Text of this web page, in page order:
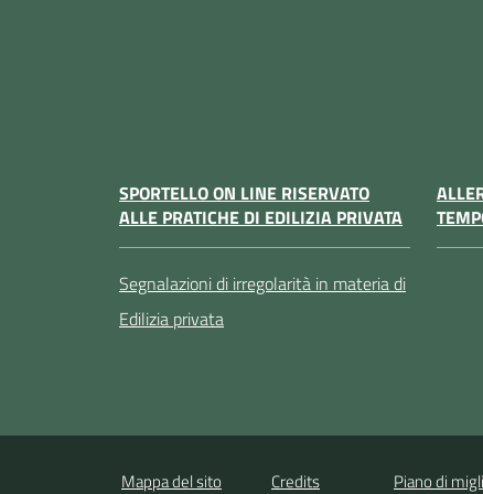
SPORTELLO ON LINE RISERVATO
ALLE PRATICHE DI EDILIZIA PRIVATA
Segnalazioni di irregolarità in materia di
Edilizia privata
Mappa del sito Credits Piano di